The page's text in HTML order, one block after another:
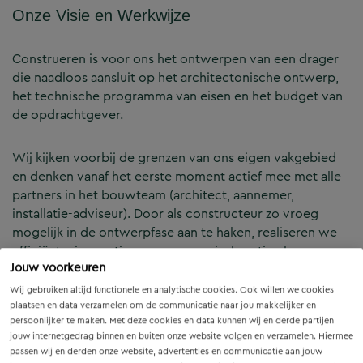
Jouw voorkeuren
Wij gebruiken altijd functionele en analytische cookies. Ook willen we cookies
plaatsen en data verzamelen om de communicatie naar jou makkelijker en
persoonlijker te maken. Met deze cookies en data kunnen wij en derde partijen
jouw internetgedrag binnen en buiten onze website volgen en verzamelen. Hiermee
passen wij en derden onze website, advertenties en communicatie aan jouw
Onze Visie en Werkwijze
Construeren is voor ons het ontwerpen van een drager
die naadloos aansluit op het architectonische ontwerp,
het technische programma van eisen en het budget van
de opdrachtgever.
Wij kijken voorbij de grenzen van ons eigen vakgebied
en denken vanaf het eerste moment actief mee met alle
partners in het bouwteam (architect, aannemer,
installatie-adviseur). Door als constructeur zo vroeg
mogelijk in de ontwerpfase aan te haken, realiseren we
efficiënte, innovatieve en economisch optimale
constructies — voor zowel nieuwbouw als renovatie.
Onze Expertises en Activiteiten
B&Z Bouwtechniek verzorgt het volledige constructieve